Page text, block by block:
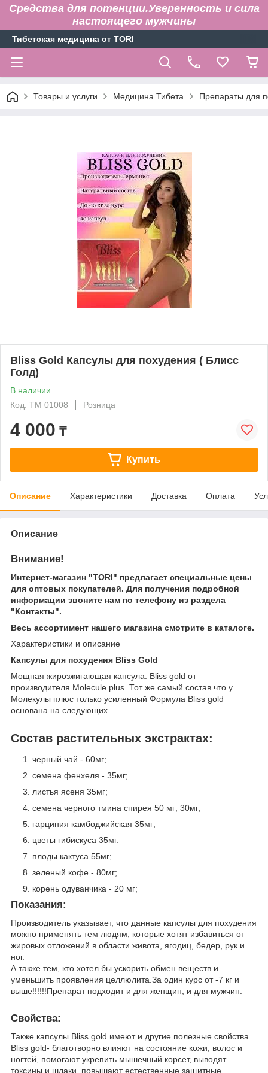
Средства для потенции.Уверенность и сила
настоящего мужчины
Тибетская медицина от TORI
Товары и услуги Медицина Тибета Препараты для
Bliss Gold Капсулы для похудения ( Блисс
Голд)
В наличии
Код: ТМ 01008
Розница
4 000 ₸
Купить
Описание Характеристики Доставка Оплата
Описание
Внимание!
Интернет-магазин "TORI" предлагает специальные цены
для оптовых покупателей. Для получения подробной
информации звоните нам по телефону из раздела
"Контакты".
Весь ассортимент нашего магазина смотрите в каталоге.
Характеристики и описание
Капсулы для похудения Bliss Gold
Мощная жирозжигающая капсула. Bliss gold от
производителя Molecule plus. Тот же самый состав что у
Молекулы плюс только усиленный Формула Bliss gold
основана на следующих.
Состав растительных экстрактах:
черный чай - 60мг;
семена фенхеля - 35мг;
листья ясеня 35мг;
семена черного тмина спирея 50 мг; 30мг;
гарциния камбоджийская 35мг;
цветы гибискуса 35мг.
плоды кактуса 55мг;
зеленый кофе - 80мг;
корень одуванчика - 20 мг;
Показания:
Производитель указывает, что данные капсулы для похудения
можно применять тем людям, которые хотят избавиться от
жировых отложений в области живота, ягодиц, бедер, рук и
ног.
А также тем, кто хотел бы ускорить обмен веществ и
уменьшить проявления целлюлита.За один курс от -7 кг и
выше!!!!!!Препарат подходит и для женщин, и для мужчин.
Свойства:
Также капсулы Bliss gold имеют и другие полезные свойства.
Bliss gold- благотворно влияют на состояние кожи, волос и
ногтей, помогают укрепить мышечный корсет, выводят
токсины и шлаки, повышают естественные защитные